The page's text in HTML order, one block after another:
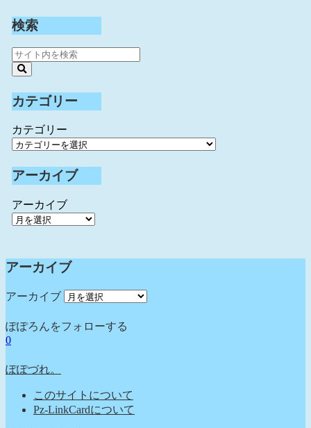
検索
カテゴリー
カテゴリー
アーカイブ
アーカイブ
アーカイブ
アーカイブ
ぽぽろんをフォローする
0
ぽぽづれ。
このサイトについて
Pz-LinkCardについて